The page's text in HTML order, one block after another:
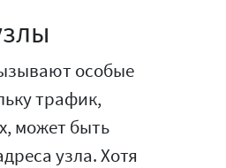
особые
трафик,
может быть
узла. Хотя